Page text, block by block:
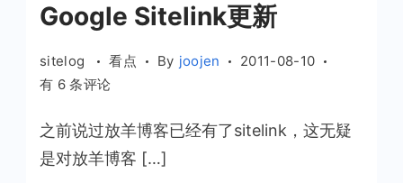
Google Sitelink更新
sitelog 看点 By joojen
2011-08-10
Google
更
新
有 6 条评论
之前说过放羊博客已经有了sitelink，这无疑
是对放羊博客 […]